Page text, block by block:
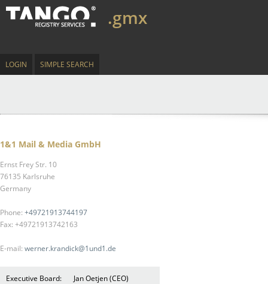
.gmx
LOGIN SIMPLE SEARCH
1&1 Mail & Media GmbH
Ernst Frey Str. 10
76135 Karlsruhe
Germany
Phone: +49721913744197
Fax: +49721913742163
E-mail: werner.krandick@1und1.de
Executive Board:
Jan Oetjen (CEO)